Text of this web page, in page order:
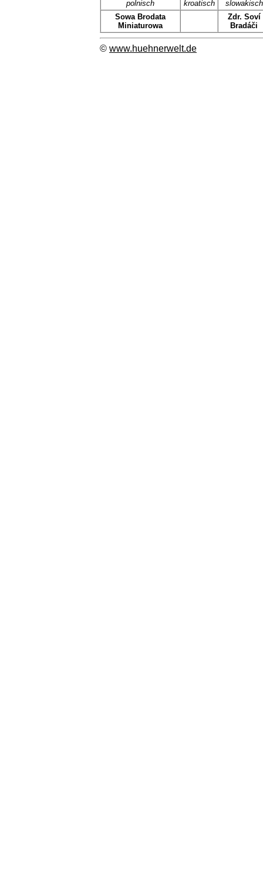
polnisch kroatisch
slowakisch
Sowa Brodata
Miniaturowa
Zdr. Soví
Bradáči
© www.huehnerwelt.de